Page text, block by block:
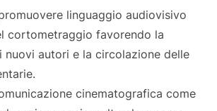
linguaggio audiovisivo
cortometraggio favorendo la
nuovi autori e la circolazione delle
cinematografica come